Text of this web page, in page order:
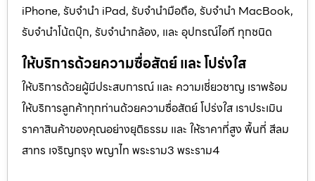
iPhone, รับจำนำ iPad, รับจำนำมือถือ, รับจำนำ MacBook,
รับจำนำโน้ตบุ๊ก, รับจำนำกล้อง, และ อุปกรณ์ไอที ทุกชนิด
ให้บริการด้วยความซื่อสัตย์ และ โปร่งใส
ให้บริการด้วยผู้มีประสบการณ์ และ ความเชี่ยวชาญ เราพร้อม
ให้บริการลูกค้าทุกท่านด้วยความซื่อสัตย์ โปร่งใส เราประเมิน
ราคาสินค้าของคุณอย่างยุติธรรม และ ให้ราคาที่สูง พื้นที่ สีลม
สาทร เจริญกรุง พญาไท พระราม3 พระราม4